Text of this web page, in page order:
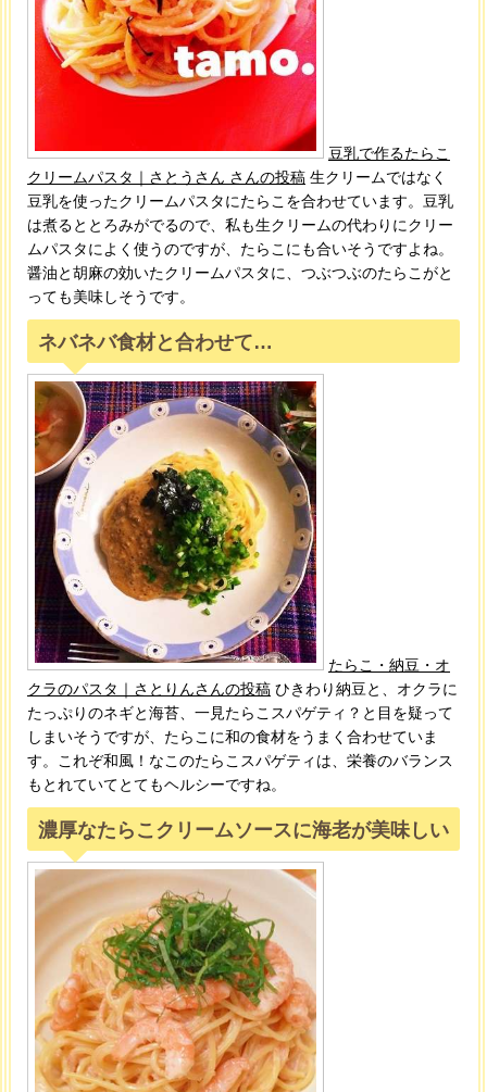
豆乳で作るたらこ
クリームパスタ｜さとうさん さんの投稿 生クリームではなく
豆乳を使ったクリームパスタにたらこを合わせています。豆乳
は煮るととろみがでるので、私も生クリームの代わりにクリー
ムパスタによく使うのですが、たらこにも合いそうですよね。
醤油と胡麻の効いたクリームパスタに、つぶつぶのたらこがと
っても美味しそうです。
ネバネバ食材と合わせて…
たらこ・納豆・オ
クラのパスタ｜さとりんさんの投稿 ひきわり納豆と、オクラに
たっぷりのネギと海苔、一見たらこスパゲティ？と目を疑って
しまいそうですが、たらこに和の食材をうまく合わせていま
す。これぞ和風！なこのたらこスパゲティは、栄養のバランス
もとれていてとてもヘルシーですね。
濃厚なたらこクリームソースに海老が美味しい